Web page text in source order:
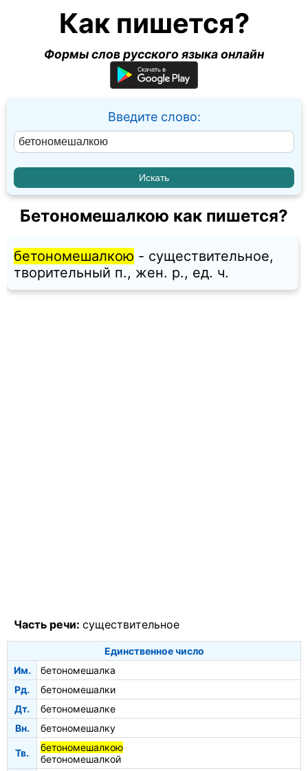
Как пишется?
Формы слов русского языка онлайн
Введите слово:
Бетономешалкою как пишется?
бетономешалкою - существительное,
творительный п., жен. p., ед. ч.
Часть речи: существительное
Единственное число
Им.
бетономешалка
Рд.
бетономешалки
Дт.
бетономешалке
Вн.
бетономешалку
Тв.
бетономешалкою
бетономешалкой